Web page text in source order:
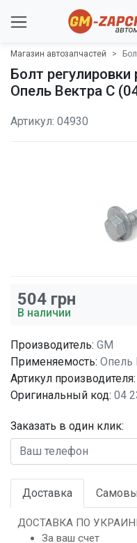
Магазин автозапчастей
Болт
Опель Вектра C
Артикул: 04930
504 грн
В наличии
Производитель: GM
Применяемость: Опель
Артикул производителя:
Оригинальный код: 04
Заказать в один клик:
Доставка
ДОСТАВКА ПО
За ваш счет